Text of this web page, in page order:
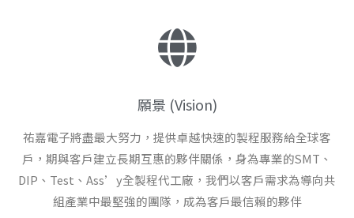
願景 (Vision)
祐嘉電子將盡最大努力，提供卓越快速的製程服務給全球客
戶，期與客戶建立長期互惠的夥伴關係，身為專業的SMT、
DIP、Test、Ass’y全製程代工廠，我們以客戶需求為導向共
組產業中最堅強的團隊，成為客戶最信賴的夥伴